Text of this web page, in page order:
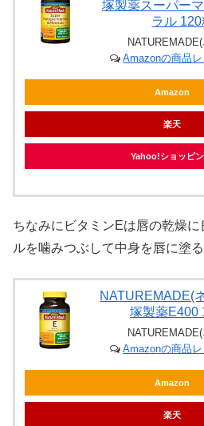
塚製薬スーパー
ラル
Amazonの商品
Amazon
楽天
Yahoo!ショッピ
ちなみにビタミンEは唇の乾燥
ルを噛みつぶして中身を唇に塗
NATUREMADE(
塚製薬E400
Amazonの商品
Amazon
楽天